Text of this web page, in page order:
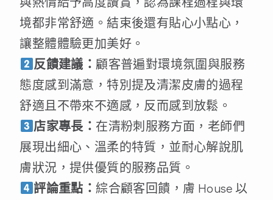
境都非常舒適。結束後還有貼心小點心，
讓整體體驗更加美好。
反饋建議： 顧客普遍對環境氛圍與服務
態度感到滿意，特別提及清潔皮膚的過程
舒適且不帶來不適感，反而感到放鬆。
店家專長： 在清粉刺服務方面，老師們
展現出細心、溫柔的特質，並耐心解說肌
膚狀況，提供優質的服務品質。
評論重點：綜合顧客回饋，膚 House 以